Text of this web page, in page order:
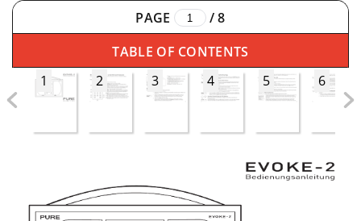
PAGE /8
TABLE OF CONTENTS
1
2 3 4 5 6